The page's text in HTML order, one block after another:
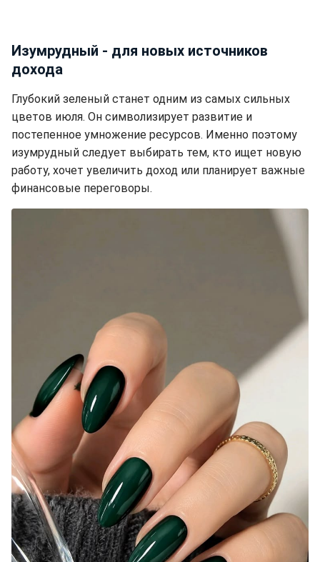
Изумрудный - для новых источников
дохода
Глубокий зеленый станет одним из самых сильных
цветов июля. Он символизирует развитие и
постепенное умножение ресурсов. Именно поэтому
изумрудный следует выбирать тем, кто ищет новую
работу, хочет увеличить доход или планирует важные
финансовые переговоры.